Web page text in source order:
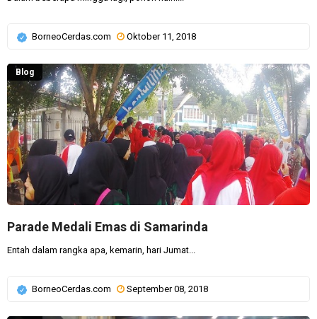
BorneoCerdas.com Oktober 11, 2018
Parade Medali Emas di Samarinda
Blog
Entah dalam rangka apa, kemarin, hari Jumat...
BorneoCerdas.com September 08, 2018